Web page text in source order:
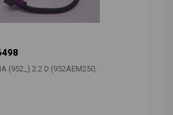
(952_) 2.2 D (952AEM250,